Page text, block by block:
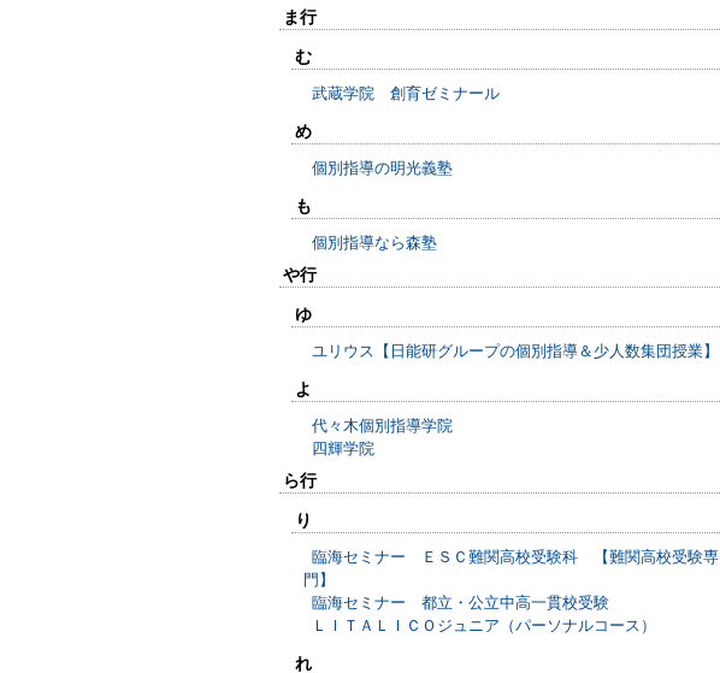
ま行
む
武蔵学院 創育ゼミナール
め
個別指導の明光義塾
も
個別指導なら森塾
や行
ゆ
ユリウス【日能研グループの個別指導＆少人数集団授業】
よ
代々木個別指導学院
四輝学院
ら行
り
臨海セミナー ＥＳＣ難関高校受験科 【難関高校受験専
門】
臨海セミナー 都立・公立中高一貫校受験
ＬＩＴＡＬＩＣＯジュニア（パーソナルコース）
れ